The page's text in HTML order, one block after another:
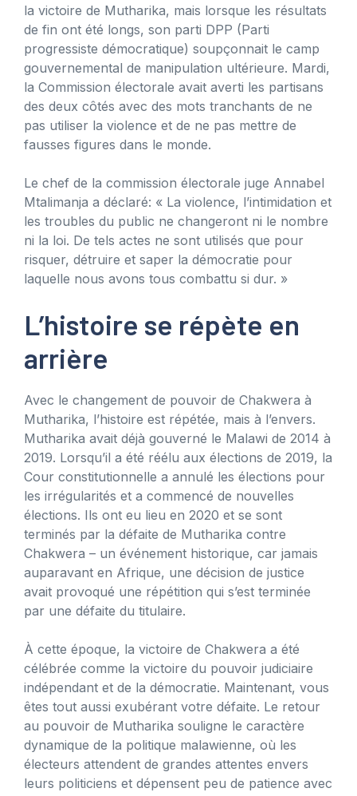
la victoire de Mutharika, mais lorsque les résultats
de fin ont été longs, son parti DPP (Parti
progressiste démocratique) soupçonnait le camp
gouvernemental de manipulation ultérieure. Mardi,
la Commission électorale avait averti les partisans
des deux côtés avec des mots tranchants de ne
pas utiliser la violence et de ne pas mettre de
fausses figures dans le monde.
Le chef de la commission électorale juge Annabel
Mtalimanja a déclaré: « La violence, l’intimidation et
les troubles du public ne changeront ni le nombre
ni la loi. De tels actes ne sont utilisés que pour
risquer, détruire et saper la démocratie pour
laquelle nous avons tous combattu si dur. »
L’histoire se répète en
arrière
Avec le changement de pouvoir de Chakwera à
Mutharika, l’histoire est répétée, mais à l’envers.
Mutharika avait déjà gouverné le Malawi de 2014 à
2019. Lorsqu’il a été réélu aux élections de 2019, la
Cour constitutionnelle a annulé les élections pour
les irrégularités et a commencé de nouvelles
élections. Ils ont eu lieu en 2020 et se sont
terminés par la défaite de Mutharika contre
Chakwera – un événement historique, car jamais
auparavant en Afrique, une décision de justice
avait provoqué une répétition qui s’est terminée
par une défaite du titulaire.
À cette époque, la victoire de Chakwera a été
célébrée comme la victoire du pouvoir judiciaire
indépendant et de la démocratie. Maintenant, vous
êtes tout aussi exubérant votre défaite. Le retour
au pouvoir de Mutharika souligne le caractère
dynamique de la politique malawienne, où les
électeurs attendent de grandes attentes envers
leurs politiciens et dépensent peu de patience avec